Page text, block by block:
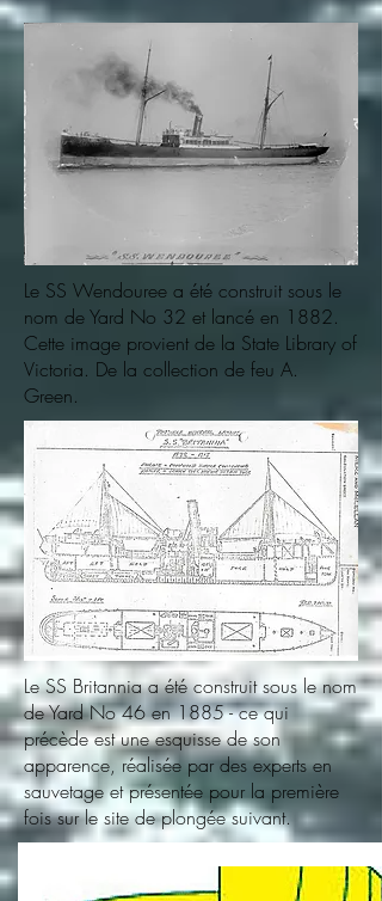
Le SS Wendouree a été construit sous le
nom de Yard No 32 et lancé en 1882.
Cette image provient de la State Library of
Victoria. De la collection de feu A.
Green.
Le SS Britannia a été construit sous le nom
de Yard No 46 en 1885 - ce qui
précède est une esquisse de son
apparence, réalisée par des experts en
sauvetage et présentée pour la première
fois sur lesite de plongéesuivant.